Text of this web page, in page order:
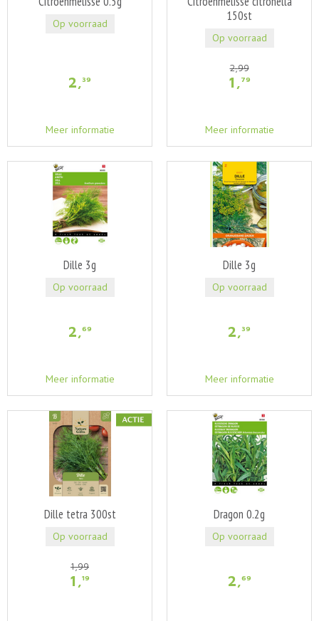
2,39
Meer informatie
Op voorraad
150st
2,99
1 ,79
Meer informatie
Op voorraad
Dille 3g
2,69
Meer informatie
Op voorraad
Dille 3g
2,39
Meer informatie
Op voorraad
Dille tetra 300st
1,99
1 ,19
Op voorraad
Dragon 0.2g
2,69
Op voorraad